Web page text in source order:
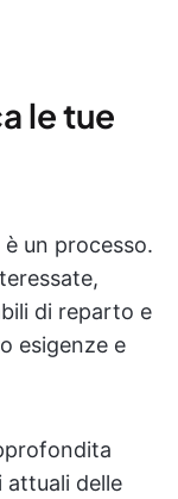
le tue
un processo.
di reparto e
esigenze e
attuali delle